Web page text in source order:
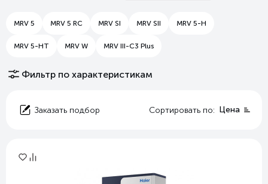
MRV 5 MRV 5 RC MRV SI MRV SII MRV 5-H
MRV 5-HT MRV W MRV III-C3 Plus
Фильтр по характеристикам
Сортировать по: Цена
Заказать подбор